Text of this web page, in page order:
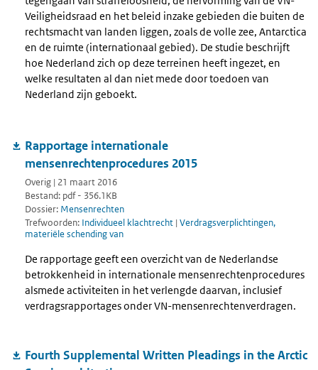
Veiligheidsraad en het beleid inzake gebieden die buiten de
rechtsmacht van landen liggen, zoals de volle zee, Antarctica
en de ruimte (internationaal gebied). De studie beschrijft
hoe Nederland zich op deze terreinen heeft ingezet, en
welke resultaten al dan niet mede door toedoen van
Nederland zijn geboekt.
Rapportage internationale
mensenrechtenprocedures 2015
Overig | 21 maart 2016
Bestand: pdf - 356.1KB
Dossier: Mensenrechten
Trefwoorden: Individueel klachtrecht | Verdragsverplichtingen,
materiële schending van
De rapportage geeft een overzicht van de Nederlandse
betrokkenheid in internationale mensenrechtenprocedures
alsmede activiteiten in het verlengde daarvan, inclusief
verdragsrapportages onder VN-mensenrechtenverdragen.
Fourth Supplemental Written Pleadings in the Arctic